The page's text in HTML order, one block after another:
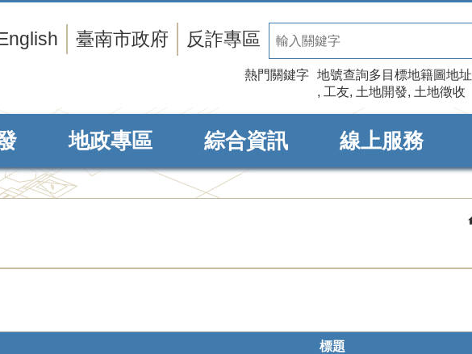
臺南市政府 反詐專區
熱門關鍵字 地號查詢多目標地籍圖地址
工友 土地開發 土地徵收
地政專區 綜合資訊 線上服務
標題